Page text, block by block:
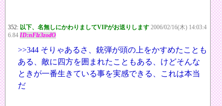
352: 以下、名無しにかわりましてVIPがお送りします 2006/02/16(木) 14:03:4
6.84 ID:nFlz3zodO
>>344 そりゃあるさ、銃弾が頭の上をかすめたことも
ある、敵に四方を囲まれたこともある、けどそんな
ときが一番生きている事を実感できる、これは本当
だ